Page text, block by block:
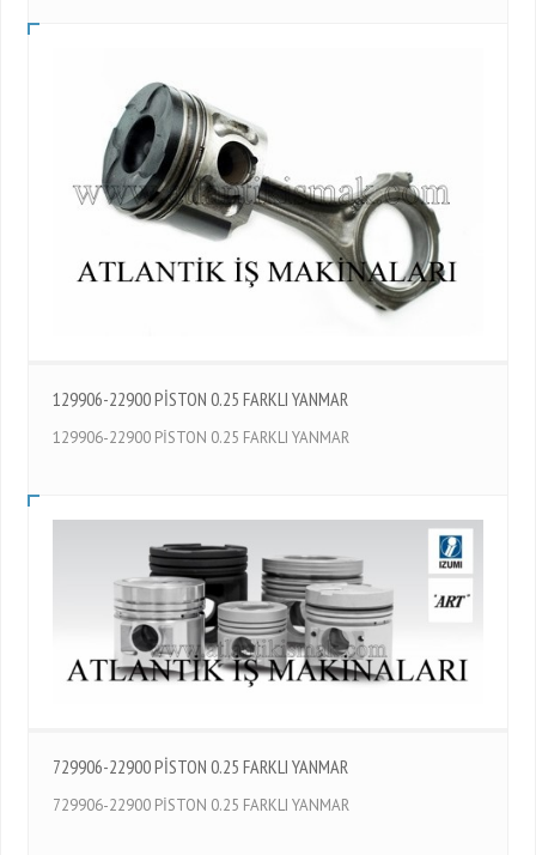
129906-22900 PİSTON 0.25 FARKLI YANMAR
129906-22900 PİSTON 0.25 FARKLI YANMAR
729906-22900 PİSTON 0.25 FARKLI YANMAR
729906-22900 PİSTON 0.25 FARKLI YANMAR